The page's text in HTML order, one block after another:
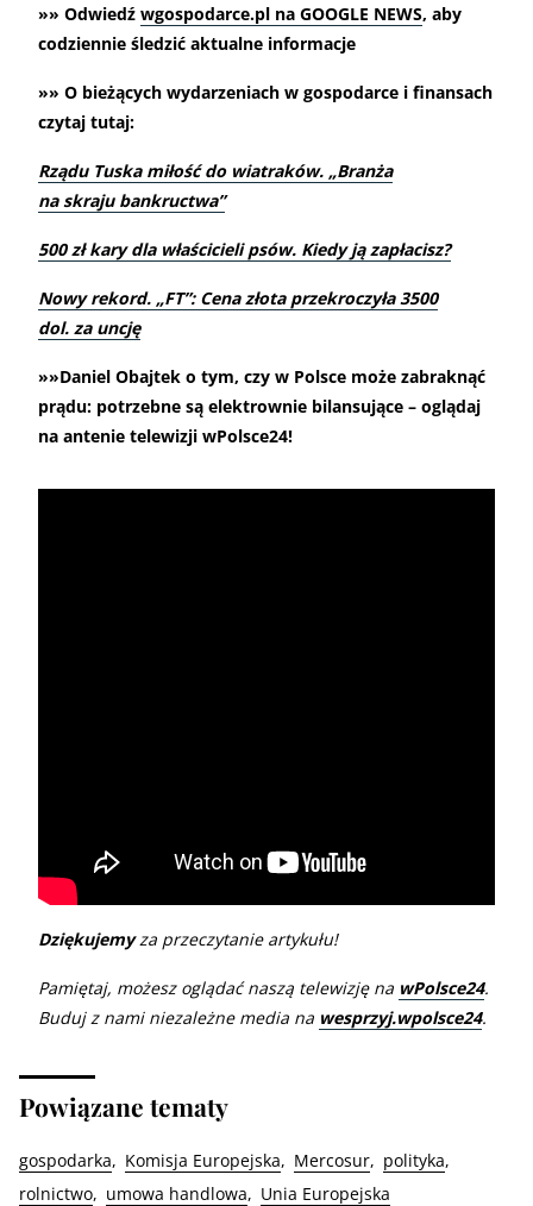
»» Odwiedź wgospodarce.pl na GOOGLE NEWS, aby
codziennie śledzić aktualne informacje
»» O bieżących wydarzeniach w gospodarce i finansach
czytaj tutaj:
Rządu Tuska miłość do wiatraków. „Branża
na skraju bankructwa”
500 zł kary dla właścicieli psów. Kiedy ją zapłacisz?
Nowy rekord. „FT”: Cena złota przekroczyła 3500
dol. za uncję
»»Daniel Obajtek o tym, czy w Polsce może zabraknąć
prądu: potrzebne są elektrownie bilansujące – oglądaj
na antenie telewizji wPolsce24!
Dziękujemyza przeczytanie artykułu!
Pamiętaj, możesz oglądać naszą telewizję na wPolsce24.
Buduj z nami niezależne media na wesprzyj.wpolsce24.
Powiązane tematy
gospodarka Komisja Europejska Mercosur
polityka
rolnictwo
umowa handlowa Unia Europejska